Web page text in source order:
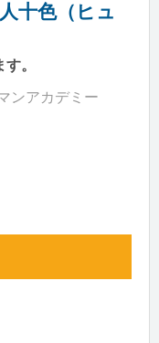
十色（ヒュ
。
ンアカデミー